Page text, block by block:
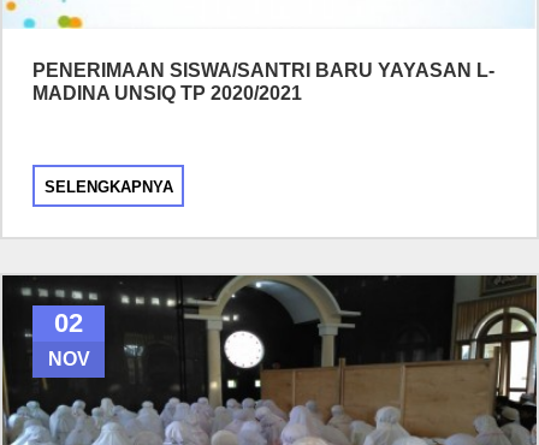
PENERIMAAN SISWA/SANTRI BARU YAYASAN L-
MADINA UNSIQ TP 2020/2021
SELENGKAPNYA
02
NOV